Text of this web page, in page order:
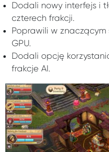
Dodali nowy interfejs i
czterech frakcji.
Poprawili w
GPU.
Dodali opcję
frakcje AI.